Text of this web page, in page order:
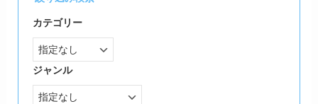
カテゴリー
ジャンル